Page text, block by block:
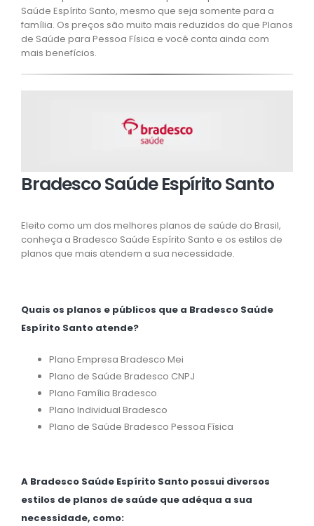
Saúde Espírito Santo, mesmo que seja somente para a
família. Os preços são muito mais reduzidos do que Planos
de Saúde para Pessoa Física e você conta ainda com
mais benefícios.
Bradesco Saúde Espírito Santo
Eleito como um dos melhores planos de saúde do Brasil,
conheça a Bradesco Saúde Espírito Santo e os estilos de
planos que mais atendem a sua necessidade.
Quais os planos e públicos que a Bradesco Saúde
Espírito Santo atende?
Plano Empresa Bradesco Mei
Plano de Saúde Bradesco CNPJ
Plano Família Bradesco
Plano Individual Bradesco
Plano de Saúde Bradesco Pessoa Física
A Bradesco Saúde Espírito Santo possui diversos
estilos de planos de saúde que adéqua a sua
necessidade, como: